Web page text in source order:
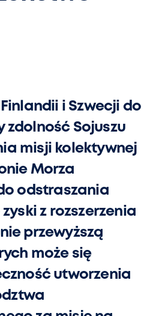
i Szwecji do
zdolność Sojuszu
misji kolektywnej
Morza
odstraszania
z rozszerzenia
przewyższą
może się
utworzenia